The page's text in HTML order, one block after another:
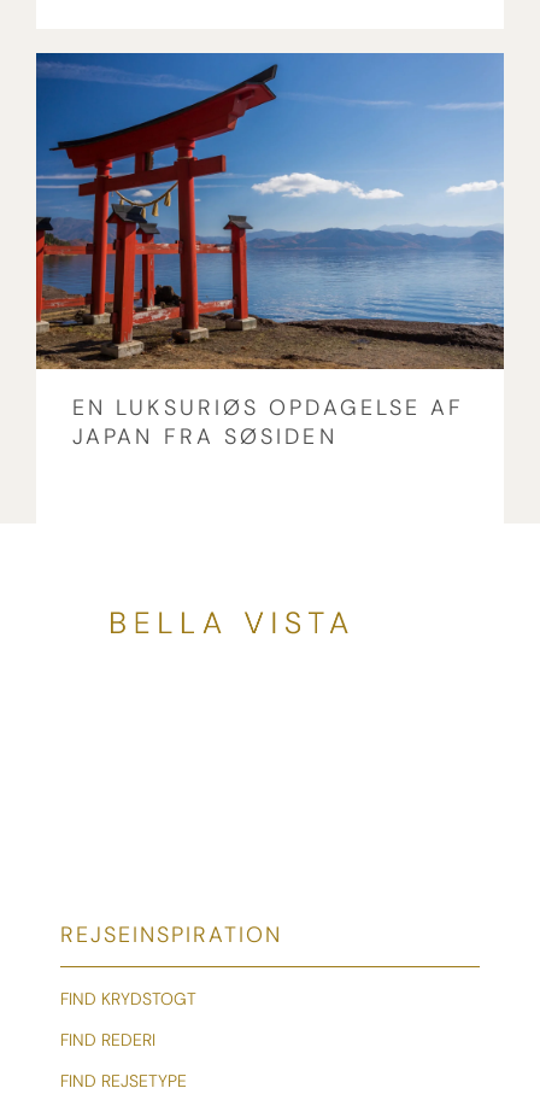
EN LUKSURIØS OPDAGELSE AF
JAPAN FRA SØSIDEN
REJSEINSPIRATION
FIND KRYDSTOGT
FIND REDERI
FIND REJSETYPE